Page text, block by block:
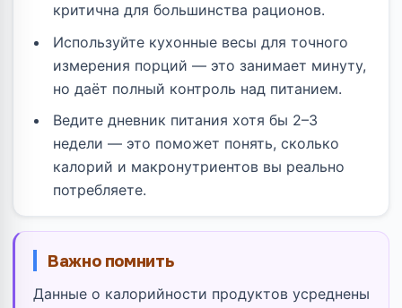
критична для большинства рационов.
Используйте кухонные весы для точного
измерения порций — это занимает минуту,
но даёт полный контроль над питанием.
Ведите дневник питания хотя бы 2–3
недели — это поможет понять, сколько
калорий и макронутриентов вы реально
потребляете.
Важно помнить
Данные о калорийности продуктов усреднены